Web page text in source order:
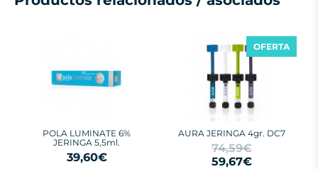
POLA LUMINATE 6%
JERINGA 5,5ml.
39,60€
AURA JERINGA 4gr. DC7
74,59€
59,67€
OFERTA